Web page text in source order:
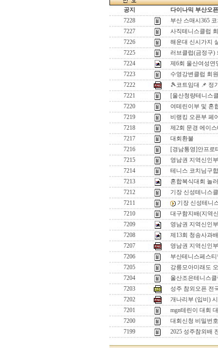
공지
다이나믹 부산오
7228
부산 스매시365
7227
사직테니스클럽
7226
해운대 신시가지
7225
러브클럽(금정구)
7224
제6회 울산여성연
7223
수영강변클럽 회
7222
🎾코트임대 📌 정
7221
[울산청량테니스
7220
여테린이부 및 혼
7219
비랭킹 오픈부 페
7218
제2회 문경 에이
7217
대회환불
7216
[경남통영]안프로
7215
영남권 지역신인부
7214
테니스 코치님구
7213
혼합복식대회 놀
7212
기장 신성테니스
7211
기장 신성테니
7210
대구함지배(지역
7209
영남권 지역신인
7208
제13회 청송사과
7207
영남권 지역신인
7206
부산테니스페스
7205
강릉모아미래도
7204
울산조은테니스
7203
성주 참외오픈 전
7202
개나리부 (입비)
7201
mgn테린이 대회
7200
대회신청 비밀번호
7199
2025 성주참외배